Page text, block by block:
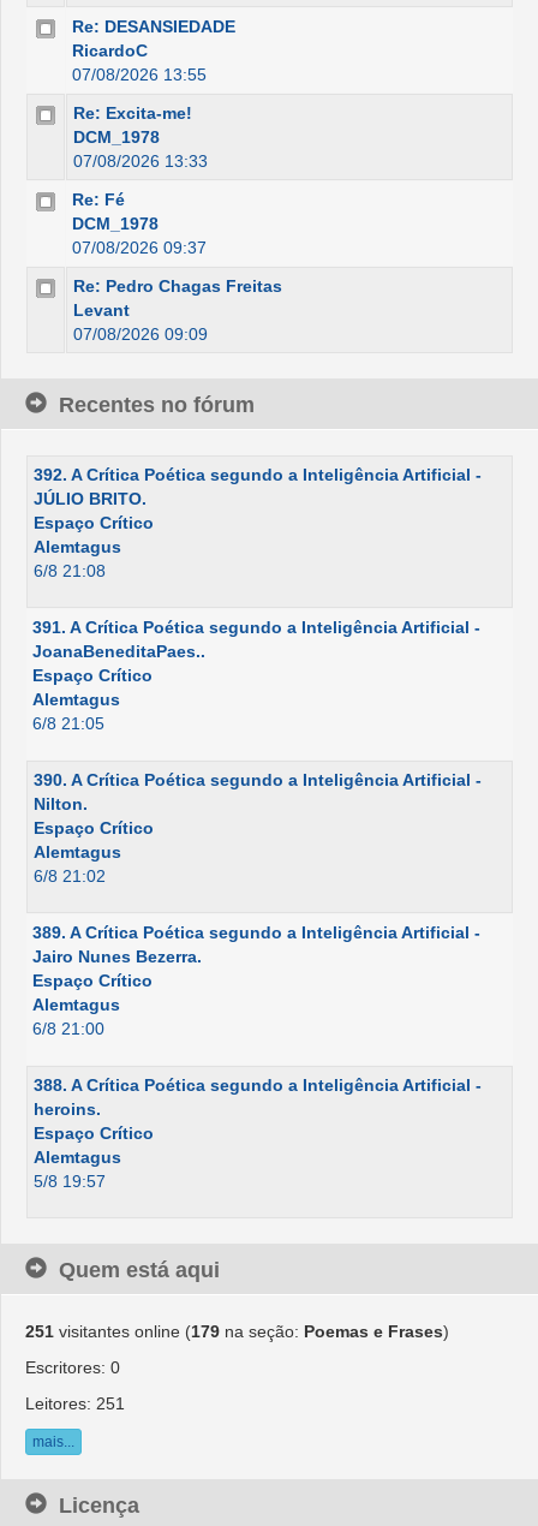
Re: DESANSIEDADE
RicardoC
07/08/2026 13:55
Re: Excita-me!
DCM_1978
07/08/2026 13:33
Re: Fé
DCM_1978
07/08/2026 09:37
Re: Pedro Chagas Freitas
Levant
07/08/2026 09:09
Recentes no fórum
392. A Crítica Poética segundo a Inteligência Artificial -
JÚLIO BRITO.
Espaço Crítico
Alemtagus
6/8 21:08
391. A Crítica Poética segundo a Inteligência Artificial -
JoanaBeneditaPaes..
Espaço Crítico
Alemtagus
6/8 21:05
390. A Crítica Poética segundo a Inteligência Artificial -
Nilton.
Espaço Crítico
Alemtagus
6/8 21:02
389. A Crítica Poética segundo a Inteligência Artificial -
Jairo Nunes Bezerra.
Espaço Crítico
Alemtagus
6/8 21:00
388. A Crítica Poética segundo a Inteligência Artificial -
heroins.
Espaço Crítico
Alemtagus
5/8 19:57
Quem está aqui
251 visitantes online (179 na seção: Poemas e Frases)
Escritores: 0
Leitores: 251
mais...
Licença